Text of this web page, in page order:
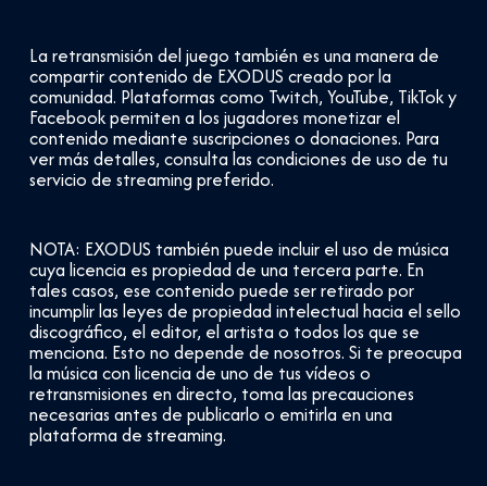
La retransmisión del juego también es una manera de
compartir contenido de EXODUS creado por la
comunidad. Plataformas como Twitch, YouTube, TikTok y
Facebook permiten a los jugadores monetizar el
contenido mediante suscripciones o donaciones. Para
ver más detalles, consulta las condiciones de uso de tu
servicio de streaming preferido.
NOTA: EXODUS también puede incluir el uso de música
cuya licencia es propiedad de una tercera parte. En
tales casos, ese contenido puede ser retirado por
incumplir las leyes de propiedad intelectual hacia el sello
discográfico, el editor, el artista o todos los que se
menciona. Esto no depende de nosotros. Si te preocupa
la música con licencia de uno de tus vídeos o
retransmisiones en directo, toma las precauciones
necesarias antes de publicarlo o emitirla en una
plataforma de streaming.